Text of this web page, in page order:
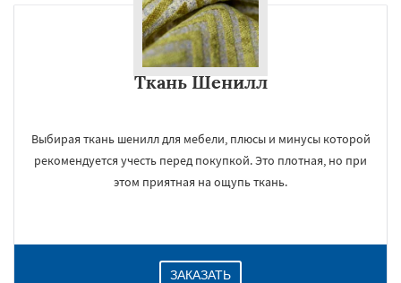
Ткань Шенилл
Выбирая ткань шенилл для мебели, плюсы и минусы которой
рекомендуется учесть перед покупкой. Это плотная, но при
этом приятная на ощупь ткань.
ЗАКАЗАТЬ